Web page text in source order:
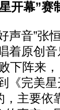
幕”赛
音”张恒
着原创
下阵来
《完美
，主要依